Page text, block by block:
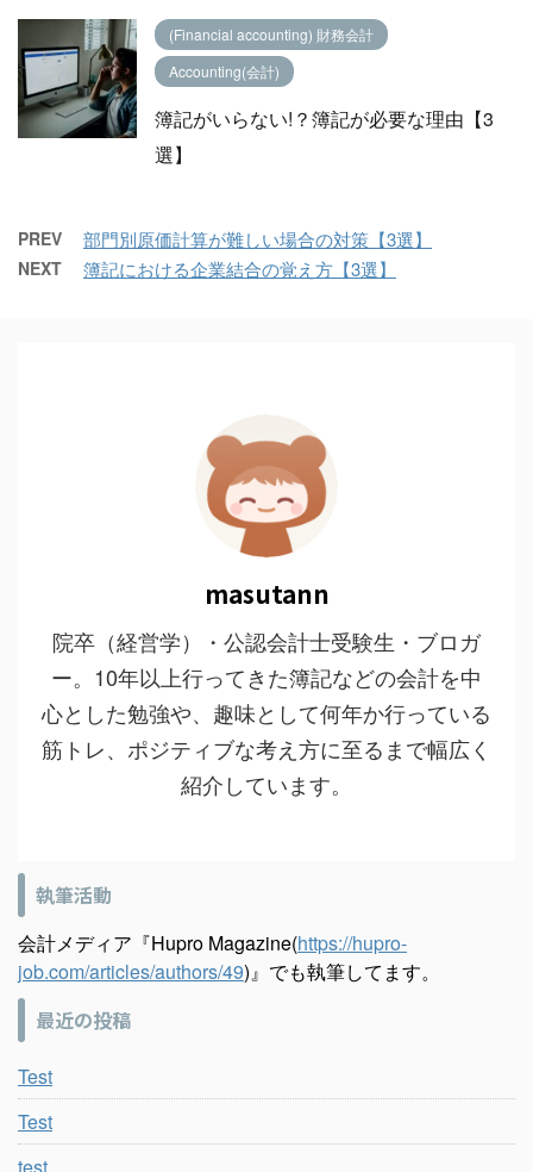
(Financial accounting) 財務会計
Accounting(会計)
簿記がいらない!？簿記が必要な理由【3
選】
PREV 部門別原価計算が難しい場合の対策【3選】
NEXT 簿記における企業結合の覚え方【3選】
masutann
院卒（経営学）・公認会計士受験生・ブロガ
ー。10年以上行ってきた簿記などの会計を中
心とした勉強や、趣味として何年か行っている
筋トレ、ポジティブな考え方に至るまで幅広く
紹介しています。
執筆活動
会計メディア『Hupro Magazine(https://hupro-
job.com/articles/authors/49)』でも執筆してます。
最近の投稿
Test
Test
test